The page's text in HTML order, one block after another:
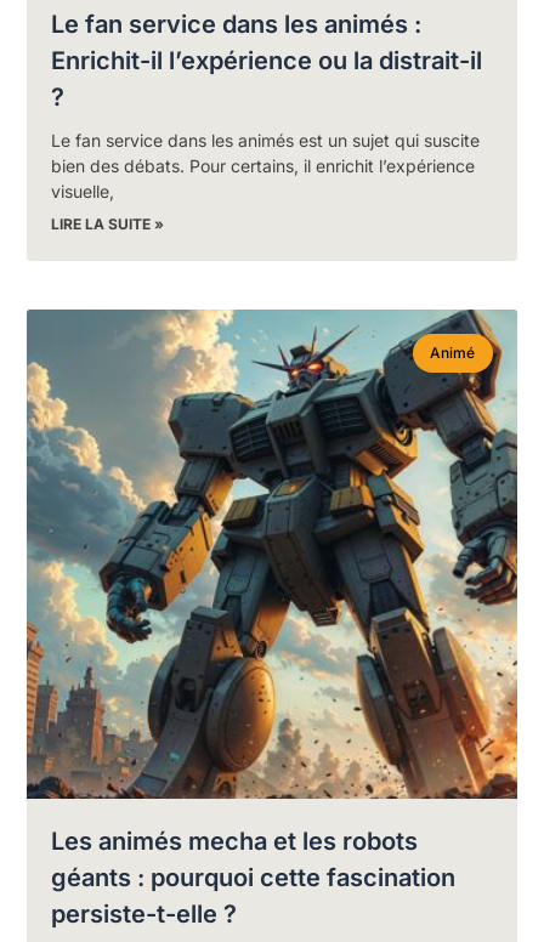
Le fan service dans les animés :
Enrichit-il l’expérience ou la distrait-il
?
Le fan service dans les animés est un sujet qui suscite
bien des débats. Pour certains, il enrichit l’expérience
visuelle,
LIRE LA SUITE »
Animé
Les animés mecha et les robots
géants : pourquoi cette fascination
persiste-t-elle ?